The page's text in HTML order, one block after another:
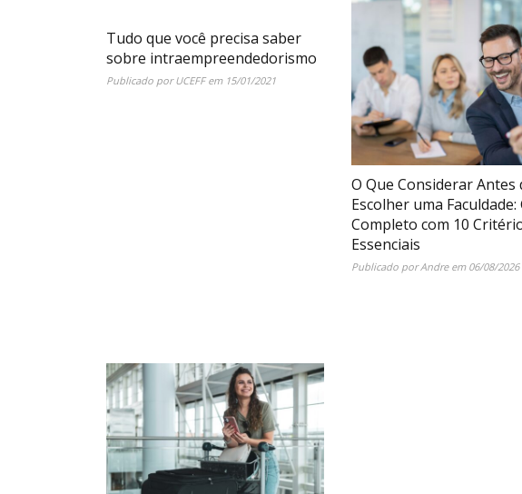
Tudo que você precisa saber
sobre intraempreendedorismo
Publicado porUCEFFem 15/01/2021
O Que Considerar Antes
Escolher uma Faculdade:
Completo com 10
Essenciais
Publicado porAndreem 06/08/2026